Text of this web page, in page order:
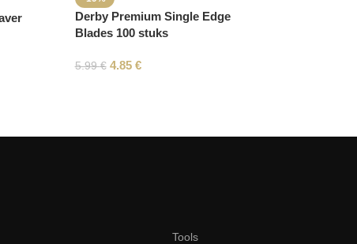
Derby Premium Single Edge
Blades 100 stuks
5.99€ 4.85 €
Tools